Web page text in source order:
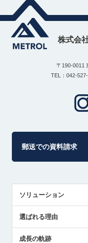
株式会
〒190-0011
TEL：042-
郵送での資料請求
ソリューション
解決策提案
選ばれる理由
成長の軌跡